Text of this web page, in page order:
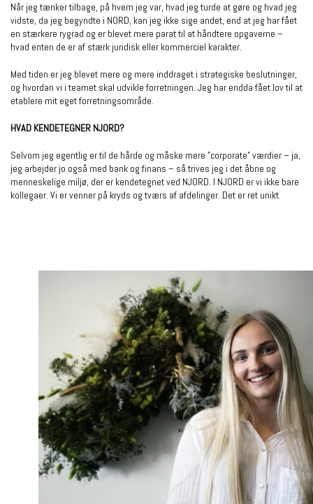
Når jeg tænker tilbage, på hvem jeg var, hvad jeg turde at gøre og hvad jeg
vidste, da jeg begyndte i NORD, kan jeg ikke sige andet, end at jeg har fået
en stærkere rygrad og er blevet mere parat til at håndtere opgaverne –
hvad enten de er af stærk juridisk eller kommerciel karakter.
Med tiden er jeg blevet mere og mere inddraget i strategiske beslutninger,
og hvordan vi i teamet skal udvikle forretningen. Jeg har endda fået lov til at
etablere mit eget forretningsområde.
HVAD KENDETEGNER NJORD?
Selvom jeg egentlig er til de hårde og måske mere ”corporate” værdier – ja,
jeg arbejder jo også med bank og finans – så trives jeg i det åbne og
menneskelige miljø, der er kendetegnet ved NJORD. I NJORD er vi ikke bare
kollegaer. Vi er venner på kryds og tværs af afdelinger. Det er ret unikt.